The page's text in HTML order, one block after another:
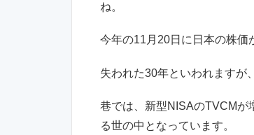
ね。
今年の11月20日に日本の株価
失われた30年といわれますが
巷では、新型NISAのTVCMが
る世の中となっています。